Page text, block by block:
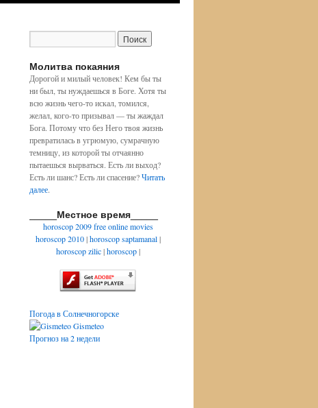
Молитва покаяния
Дорогой и милый человек! Кем бы ты
ни был, ты нуждаешься в Боге. Хотя ты
всю жизнь чего-то искал, томился,
желал, кого-то призывал — ты жаждал
Бога. Потому что без Него твоя жизнь
превратилась в угрюмую, сумрачную
темницу, из которой ты отчаянно
пытаешься вырваться. Есть ли выход?
Есть ли шанс? Есть ли спасение?Читать
далее.
_____Местное время_____
horoscop 2009 free online movies
horoscop 2010|horoscop saptamanal|
horoscop zilic|horoscop|
Погода в Солнечногорске
Gismeteo
Прогноз на 2 недели